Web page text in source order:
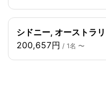
シドニー, オーストラ
200,657円 / 1名 〜